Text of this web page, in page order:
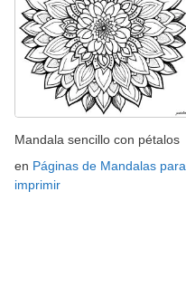
Mandala sencillo con pétalos
en Páginas de Mandalas para
imprimir